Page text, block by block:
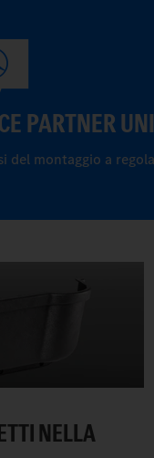
PARTNER
montaggio a
NELLA